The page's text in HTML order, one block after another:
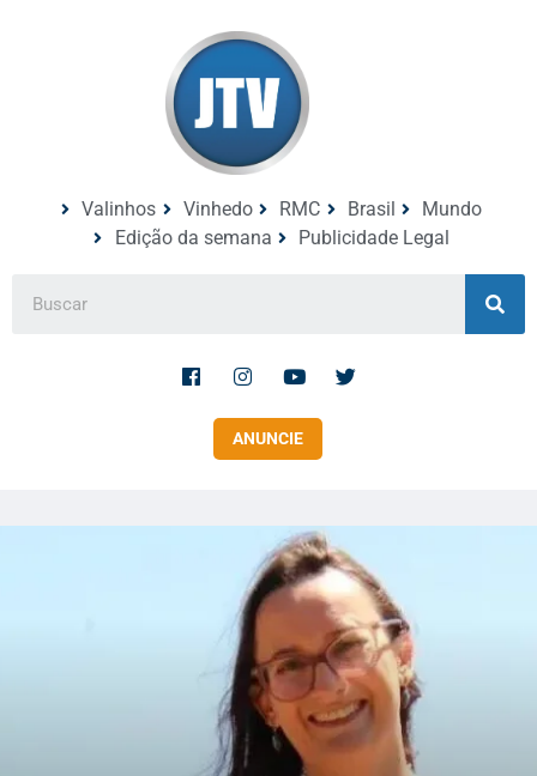
Valinhos Vinhedo RMC Brasil
Mundo
Edição da semana
Publicidade Legal
ANUNCIE